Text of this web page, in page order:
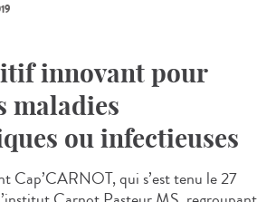
innovant pour
maladies
ou infectieuses
Cap’CARNOT, qui s’est tenu le 27